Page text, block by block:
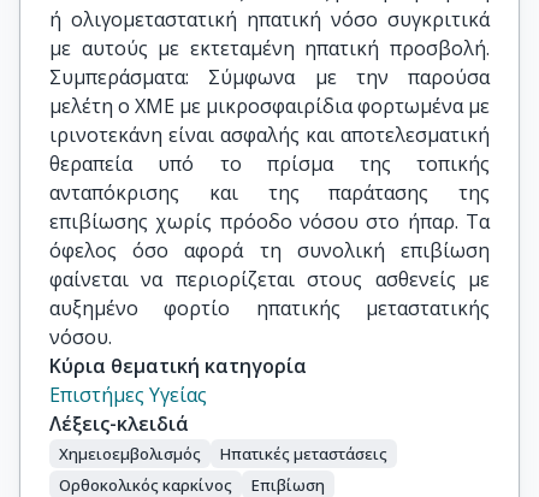
ή ολιγομεταστατική ηπατική νόσο συγκριτικά
με αυτούς με εκτεταμένη ηπατική προσβολή.
Συμπεράσματα: Σύμφωνα με την παρούσα
μελέτη ο ΧΜΕ με μικροσφαιρίδια φορτωμένα με
ιρινοτεκάνη είναι ασφαλής και αποτελεσματική
θεραπεία υπό το πρίσμα της τοπικής
ανταπόκρισης και της παράτασης της
επιβίωσης χωρίς πρόοδο νόσου στο ήπαρ. Τα
όφελος όσο αφορά τη συνολική επιβίωση
φαίνεται να περιορίζεται στους ασθενείς με
αυξημένο φορτίο ηπατικής μεταστατικής
νόσου.
Κύρια θεματική κατηγορία
Επιστήμες Υγείας
Λέξεις-κλειδιά
Χημειοεμβολισμός
Ηπατικές μεταστάσεις
Ορθοκολικός καρκίνος
Επιβίωση